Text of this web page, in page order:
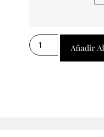
Añadir